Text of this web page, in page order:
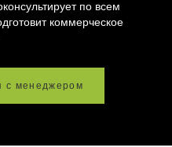
по всем
коммерческое
с менеджером